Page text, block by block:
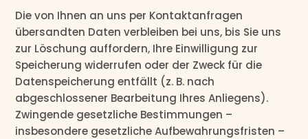
Die von Ihnen an uns per Kontaktanfragen
übersandten Daten verbleiben bei uns, bis Sie uns
zur Löschung auffordern, Ihre Einwilligung zur
Speicherung widerrufen oder der Zweck für die
Datenspeicherung entfällt (z. B. nach
abgeschlossener Bearbeitung Ihres Anliegens).
Zwingende gesetzliche Bestimmungen –
insbesondere gesetzliche Aufbewahrungsfristen –